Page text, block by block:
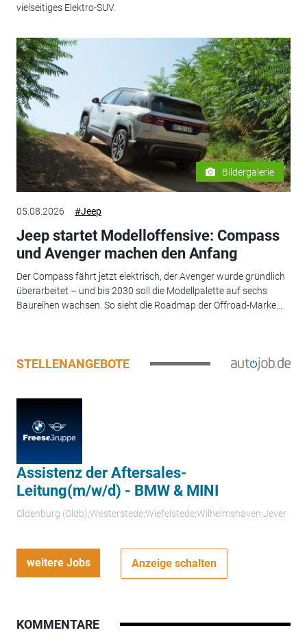
vielseitiges Elektro-SUV.
Bildergalerie
05.08.2026 #Jeep
Jeep startet Modelloffensive: Compass
und Avenger machen den Anfang
Der Compass fährt jetzt elektrisch, der Avenger wurde gründlich
überarbeitet – und bis 2030 soll die Modellpalette auf sechs
Baureihen wachsen. So sieht die Roadmap der Offroad-Marke...
STELLENANGEBOTE
Assistenz der Aftersales-
Leitung(m/w/d) - BMW & MINI
Oldenburg (Oldb);Westerstede;Wiefelstede;Wilhelmshaven;Jever
weitere Jobs Anzeige schalten
KOMMENTARE